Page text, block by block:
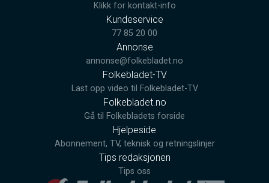
Klikk for kontakt-info
Kundeservice
77 85 20 00
Annonse
annonse@folkebladet.no
Folkebladet-TV
Last opp video til Folkebladet-TV
Folkebladet.no
Gå til Folkebladets forside
Hjelpeside
Abonnement, TV, teknisk og retningslinjer
Tips redaksjonen
Tips oss